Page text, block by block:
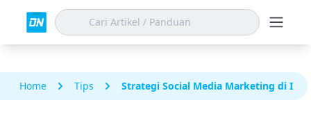
Home Tips Strategi Social Media Marketing di